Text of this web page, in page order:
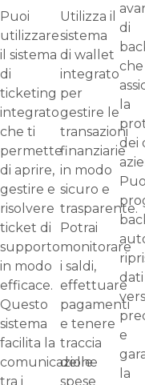
Puoi
utilizzare
il sistema
di
ticketing
integrato
che ti
permette
di aprire,
gestire e
risolvere
ticket di
supporto
in modo
efficace.
Questo
sistema
facilita la
comunicazione
tra i
Utilizza il
sistema
di wallet
integrato
per
gestire le
transazioni
finanziarie
in modo
sicuro e
trasparente.
Potrai
monitorare
i saldi,
effettuare
pagamenti
e tenere
traccia
delle
spese
di
che
la
dei
e
la